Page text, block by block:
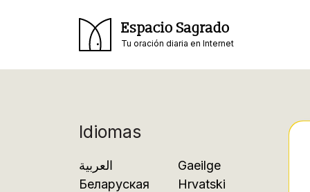
Espacio Sagrado
Tu oración diaria en Internet
Idiomas
العربية
Беларуская
Gaeilge
Hrvatski